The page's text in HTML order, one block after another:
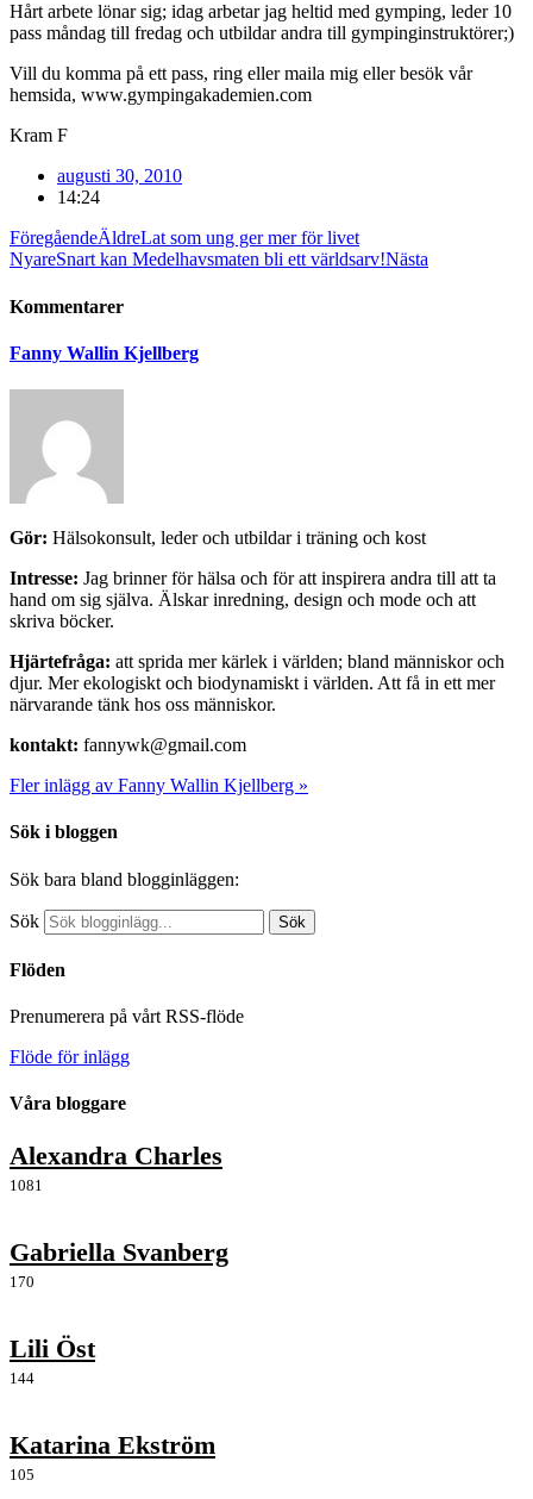
Hårt arbete lönar sig; idag arbetar jag heltid med gymping, leder 10
pass måndag till fredag och utbildar andra till gympinginstruktörer;)
Vill du komma på ett pass, ring eller maila mig eller besök vår
hemsida, www.gympingakademien.com
Kram F
augusti 30, 2010
14:24
FöregåendeÄldreLat som ung ger mer för livet
NyareSnart kan Medelhavsmaten bli ett världsarv!Nästa
Kommentarer
Fanny Wallin Kjellberg
Gör: Hälsokonsult, leder och utbildar i träning och kost
Intresse: Jag brinner för hälsa och för att inspirera andra till att ta
hand om sig själva. Älskar inredning, design och mode och att
skriva böcker.
Hjärtefråga: att sprida mer kärlek i världen; bland människor och
djur. Mer ekologiskt och biodynamiskt i världen. Att få in ett mer
närvarande tänk hos oss människor.
kontakt: fannywk@gmail.com
Fler inlägg av Fanny Wallin Kjellberg »
Sök i bloggen
Sök bara bland blogginläggen:
Sök Sök
Flöden
Prenumerera på vårt RSS-flöde
Flöde för inlägg
Våra bloggare
Alexandra Charles
1081
Gabriella Svanberg
170
Lili Öst
144
Katarina Ekström
105